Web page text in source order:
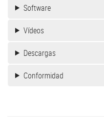
Software
Vídeos
Descargas
Conformidad